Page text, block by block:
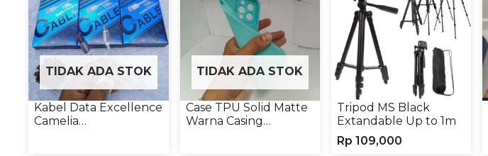
TIDAK ADA STOK
Kabel Data Excellence
Camelia
TIDAK ADA STOK
Case TPU Solid Matte
Warna Casing
Tripod MS Black
Extandable Up to 1m
Rp 109,000